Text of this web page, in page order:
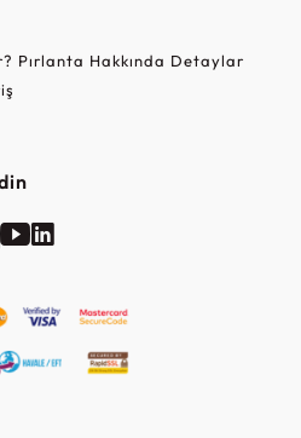
Pırlanta Hakkında Detaylar